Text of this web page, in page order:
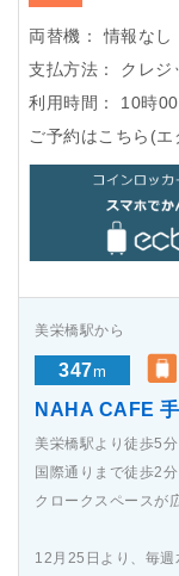
両替機：
情報なし
支払方法：
クレジ
利用時間：
10時
ご予約はこちら(
美栄橋駅から
347m
NAHA CAFE
美栄橋駅より徒歩5分
国際通りまで徒歩2分
クロークスペースが
12月25日より、毎週